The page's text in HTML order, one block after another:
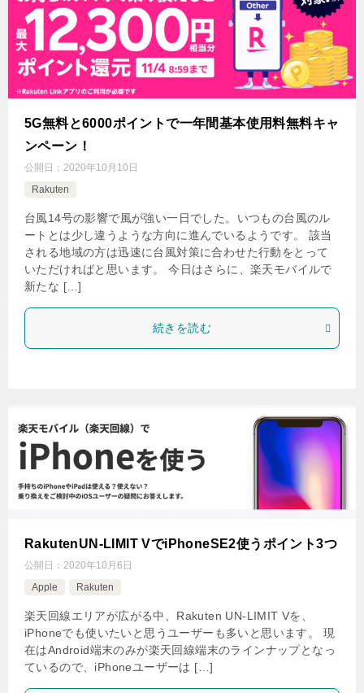
5G無料と6000ポイントで一年間基本使用料無料キャ
ンペーン！
公開日： 2020年10月10日
Rakuten
台風14号の影響で風が強い一日でした。いつもの台風のル
ートとは少し違うような方向に進んでいるようです。 該当
される地域の方は迅速に台風対策に合わせた行動をとって
いただければと思います。 今日はさらに、楽天モバイルで
新たな […]
続きを読む
RakutenUN-LIMIT VでiPhoneSE2使うポイント3つ
公開日： 2020年10月6日
Apple
Rakuten
楽天回線エリアが広がる中、Rakuten UN-LIMIT Vを、
iPhoneでも使いたいと思うユーザーも多いと思います。 現
在はAndroid端末のみが楽天回線端末のラインナップとなっ
ているので、iPhoneユーザーは […]